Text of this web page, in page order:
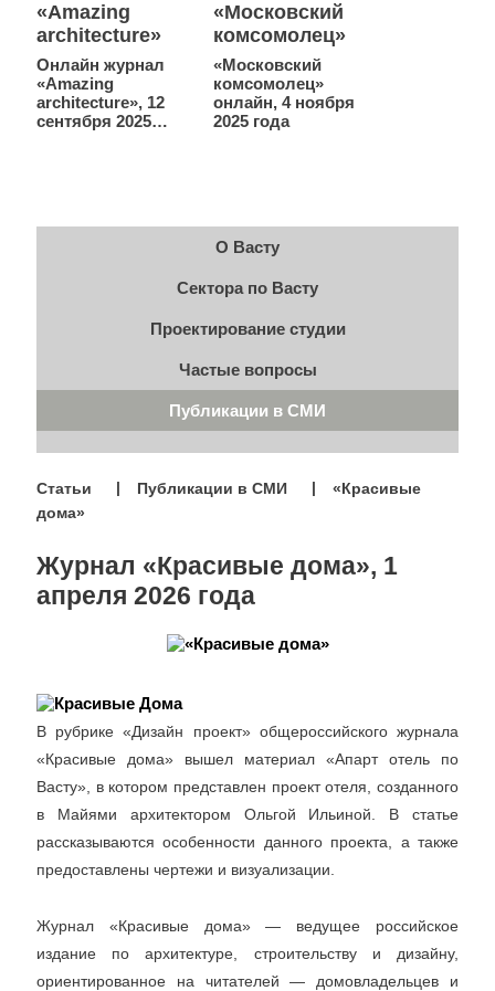
«Amazing
architecture»
Онлайн журнал
«Amazing
architecture», 12
сентября 2025…
«Московский
комсомолец»
«Московский
комсомолец»
онлайн, 4 ноября
2025 года
О Васту
Сектора по Васту
Проектирование студии
Частые вопросы
Публикации в СМИ
Статьи Публикации в СМИ
«Красивые
дома»
Журнал «Красивые дома», 1
апреля 2026 года
В рубрике «Дизайн проект» общероссийского журнала
«Красивые дома» вышел материал «Апарт отель по
Васту», в котором представлен проект отеля, созданного
в Майями архитектором Ольгой Ильиной. В статье
рассказываются особенности данного проекта, а также
предоставлены чертежи и визуализации.
Журнал «Красивые дома» — ведущее российское
издание по архитектуре, строительству и дизайну,
ориентированное на читателей — домовладельцев и